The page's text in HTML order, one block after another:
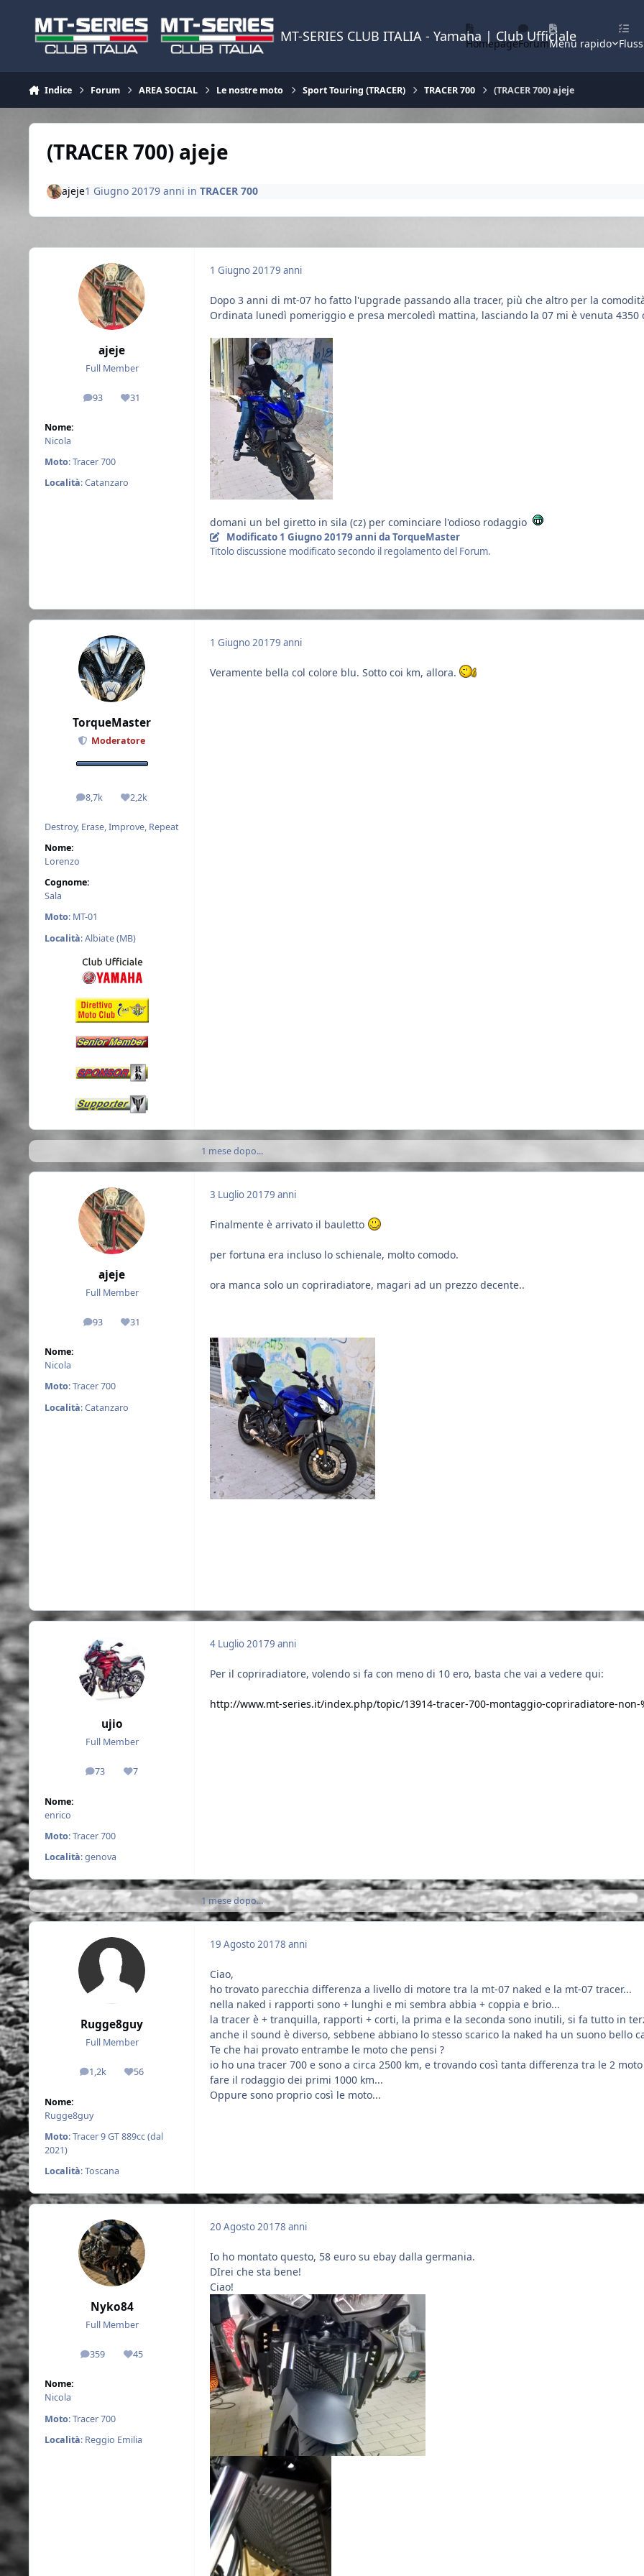
MT-SERIES CLUB ITALIA - Yamaha | Club Ufficiale
HomepageForumMenu rapido
Indice Forum AREA SOCIAL Le nostre moto Sport Touring (TRACER) TRACER 700 (TRACER 700) ajeje
(TRACER 700) ajeje
ajeje1 Giugno 20179 anni in TRACER 700
ajeje
Full Member
93
messaggi31
Reputazione
Nome:
Nicola
Moto: Tracer 700
Località: Catanzaro
1 Giugno 20179 anni
Dopo 3 anni di mt-07 ho fatto l'upgrade passando alla tracer, più che altro per la
Ordinata lunedì pomeriggio e presa mercoledì mattina, lasciando la 07 mi è venuta
domani un bel giretto in sila (cz) per cominciare l'odioso rodaggio
Modificato 1 Giugno 20179 anni da TorqueMaster
Titolo discussione modificato secondo il regolamento del Forum.
TorqueMaster
Moderatore
8,7k
messaggi2,2k
Reputazione
Destroy, Erase, Improve, Repeat
Nome:
Lorenzo
Cognome:
Sala
Moto: MT-01
Località: Albiate (MB)
1 Giugno 20179 anni
Veramente bella col colore blu. Sotto coi km, allora.
1 mese dopo...
ajeje
Full Member
93
messaggi31
Reputazione
Nome:
Nicola
Moto: Tracer 700
Località: Catanzaro
3 Luglio 20179 anni
Finalmente è arrivato il bauletto
per fortuna era incluso lo schienale, molto comodo.
ora manca solo un copriradiatore, magari ad un prezzo decente..
ujio
Full Member
73
messaggi7
Reputazione
Nome:
enrico
Moto: Tracer 700
Località: genova
4 Luglio 20179 anni
Per il copriradiatore, volendo si fa con meno di 10 ero, basta che vai a vedere qui:
http://www.mt-series.it/index.php/topic/13914-tracer-700-montaggio-copriradiatore-non-
1 mese dopo...
Rugge8guy
Full Member
1,2k
messaggi56
Reputazione
Nome:
Rugge8guy
Moto: Tracer 9 GT 889cc (dal
2021)
Località: Toscana
19 Agosto 20178 anni
Ciao,
ho trovato parecchia differenza a livello di motore tra la mt-07 naked e la mt-07 tracer...
nella naked i rapporti sono + lunghi e mi sembra abbia + coppia e brio...
la tracer è + tranquilla, rapporti + corti, la prima e la seconda sono inutili, si fa tutto in
anche il sound è diverso, sebbene abbiano lo stesso scarico la naked ha un suono bello
Te che hai provato entrambe le moto che pensi ?
io ho una tracer 700 e sono a circa 2500 km, e trovando così tanta differenza tra le 2
fare il rodaggio dei primi 1000 km...
Oppure sono proprio così le moto...
Nyko84
Full Member
359
messaggi45
Reputazione
Nome:
Nicola
Moto: Tracer 700
Località: Reggio Emilia
20 Agosto 20178 anni
Io ho montato questo, 58 euro su ebay dalla germania.
DIrei che sta bene!
Ciao!